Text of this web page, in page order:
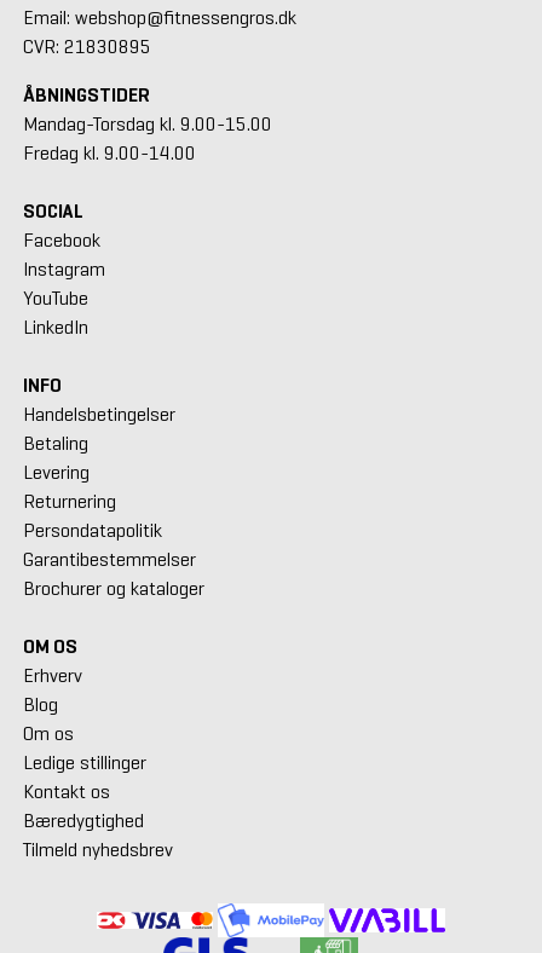
Email: webshop@fitnessengros.dk
CVR: 21830895
ÅBNINGSTIDER
Mandag-Torsdag kl. 9.00-15.00
Fredag kl. 9.00-14.00
SOCIAL
Facebook
Instagram
YouTube
LinkedIn
INFO
Handelsbetingelser
Betaling
Levering
Returnering
Persondatapolitik
Garantibestemmelser
Brochurer og kataloger
OM OS
Erhverv
Blog
Om os
Ledige stillinger
Kontakt os
Bæredygtighed
Tilmeld nyhedsbrev